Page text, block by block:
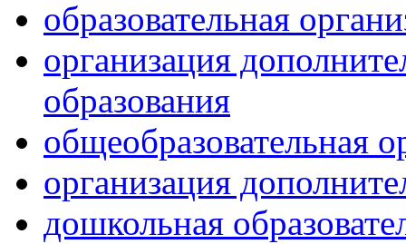
образовательная
организация
образования
общеобразовательная
организация
дошкольная